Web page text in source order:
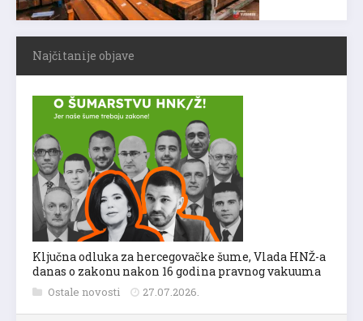
Najčitanije objave
Ključna odluka za hercegovačke šume, Vlada HNŽ-a
danas o zakonu nakon 16 godina pravnog vakuuma
Ostale novosti 27.07.2026.